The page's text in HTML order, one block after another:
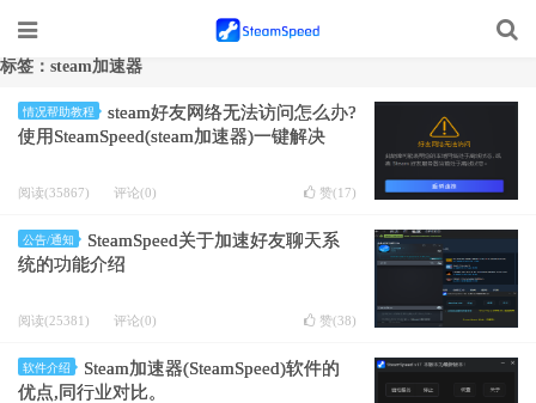
标签：steam加速器
情况帮助教程
steam好友网络无法访问怎么办?
使用SteamSpeed(steam加速器)一键解决
阅读(35867) 评论(0) 赞(17)
公告/通知
SteamSpeed关于加速好友聊天系
统的功能介绍
阅读(25381) 评论(0) 赞(38)
软件介绍
Steam加速器(SteamSpeed)软件的
优点,同行业对比。